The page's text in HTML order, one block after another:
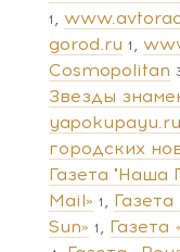
1
gorod.ru 1
Cosmopolitan
Звезды
yapokupayu.ru
городских
Газета "Наша
Mail» 1 Газета
Sun» 1